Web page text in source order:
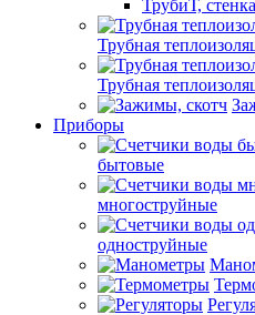
ТрубиТ,
Трубная
Трубная
Приборы
бытовые
многоструйные
одноструйные